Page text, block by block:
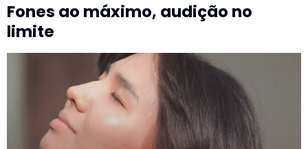
Fones ao máximo, audição no
limite